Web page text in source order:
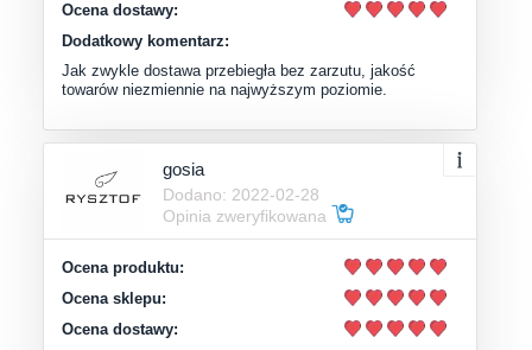
Ocena dostawy:
Dodatkowy komentarz:
Jak zwykle dostawa przebiegła bez zarzutu, jakość
towarów niezmiennie na najwyższym poziomie.
gosia
Dodano: 2022-02-28
Opinia zweryfikowana
Ocena produktu:
Ocena sklepu:
Ocena dostawy: